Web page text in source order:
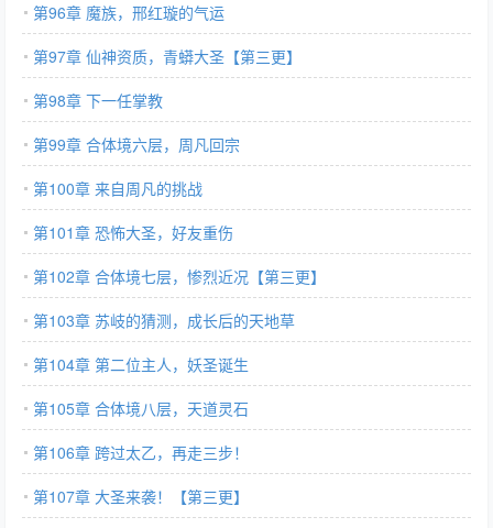
第96章 魔族，邢红璇的气运
第97章 仙神资质，青蟒大圣【第三更】
第98章 下一任掌教
第99章 合体境六层，周凡回宗
第100章 来自周凡的挑战
第101章 恐怖大圣，好友重伤
第102章 合体境七层，惨烈近况【第三更】
第103章 苏岐的猜测，成长后的天地草
第104章 第二位主人，妖圣诞生
第105章 合体境八层，天道灵石
第106章 跨过太乙，再走三步！
第107章 大圣来袭！【第三更】